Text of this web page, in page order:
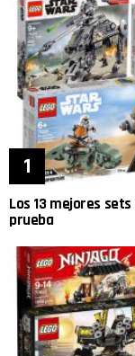
Los 13 mejores sets
prueba